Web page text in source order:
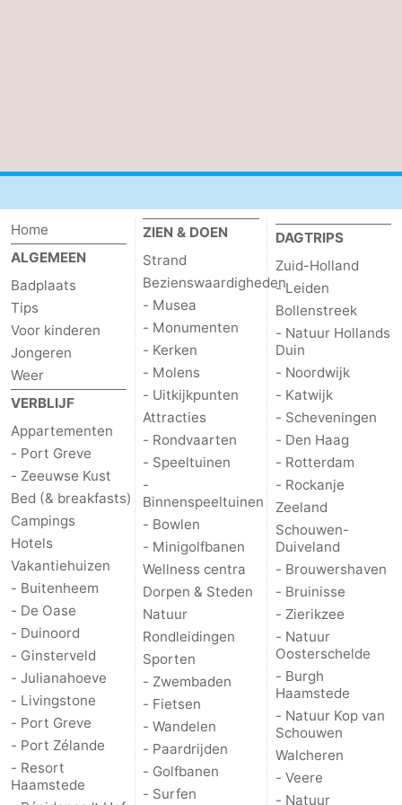
Duin
Katwijk
-
Den
Haag
-
Rotterdam
-
Rockanje
Zeeland
Schouwen-
Duiveland
-
Brouwershaven
-
Bruinisse
-
Zierikzee
Natuur
Oosterschelde
-
Burgh
Haamstede
-
Natuur
Kop
van
Walcheren
Veere
Home
ALGEMEEN
Badplaats
Tips
Voor kinderen
Jongeren
Weer
VERBLIJF
Appartementen
- Port Greve
- Zeeuwse Kust
Bed (& breakfasts)
Campings
Hotels
Vakantiehuizen
- Buitenheem
- De Oase
- Duinoord
- Ginsterveld
- Julianahoeve
- Livingstone
- Port Greve
- Port Zélande
- Resort
Haamstede
ZIEN & DOEN
Strand
Bezienswaardigheden
- Musea
- Monumenten
- Kerken
- Molens
- Uitkijkpunten
Attracties
- Rondvaarten
- Speeltuinen
-
Binnenspeeltuinen
- Bowlen
- Minigolfbanen
Wellness centra
Dorpen & Steden
Natuur
Rondleidingen
Sporten
- Zwembaden
- Fietsen
- Wandelen
- Paardrijden
- Golfbanen
- Surfen
DAGTRIPS
Zuid-Holland
- Leiden
Bollenstreek
- Natuur Hollands
Duin
- Noordwijk
- Katwijk
- Scheveningen
- Den Haag
- Rotterdam
- Rockanje
Zeeland
Schouwen-
Duiveland
- Brouwershaven
- Bruinisse
- Zierikzee
- Natuur
Oosterschelde
- Burgh
Haamstede
- Natuur Kop van
Schouwen
Walcheren
- Veere
- Natuur